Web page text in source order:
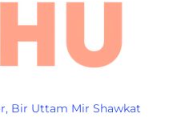
Bir Uttam Mir Shawkat